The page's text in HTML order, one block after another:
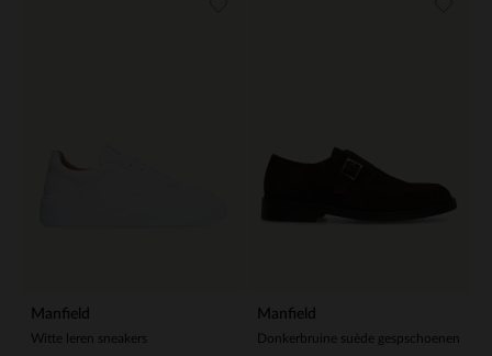
Manfield
Witte leren sneakers
Manfield
Donkerbruine suède gespschoenen